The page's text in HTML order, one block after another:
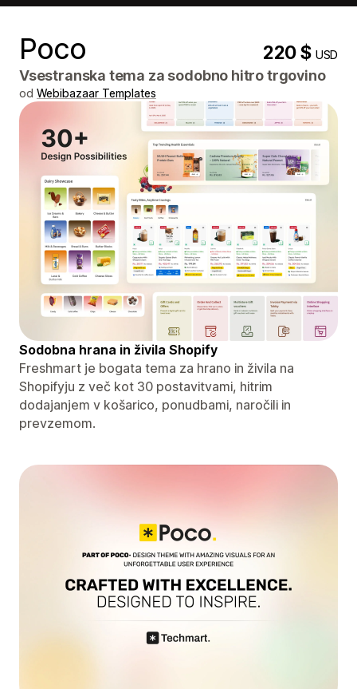
Poco 220 $USD
Vsestranska tema za sodobno hitro trgovino
od Webibazaar Templates
Sodobna hrana in živila Shopify
Freshmart je bogata tema za hrano in živila na
Shopifyju z več kot 30 postavitvami, hitrim
dodajanjem v košarico, ponudbami, naročili in
prevzemom.